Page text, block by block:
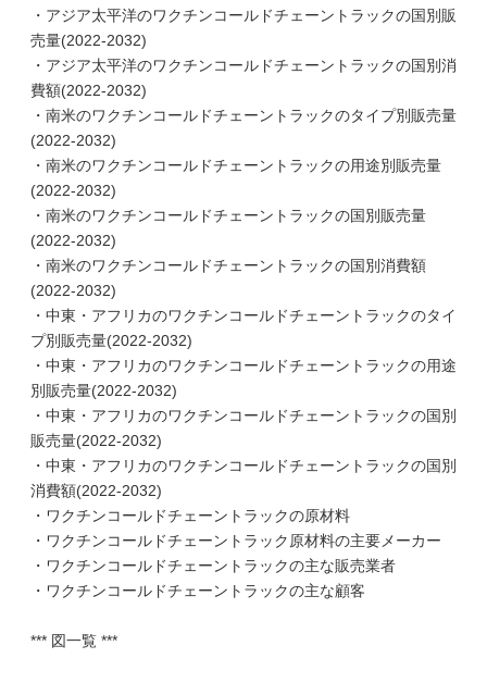
・アジア太平洋のワクチンコールドチェーントラックの国別販
売量(2022-2032)
・アジア太平洋のワクチンコールドチェーントラックの国別消
費額(2022-2032)
・南米のワクチンコールドチェーントラックのタイプ別販売量
(2022-2032)
・南米のワクチンコールドチェーントラックの用途別販売量
(2022-2032)
・南米のワクチンコールドチェーントラックの国別販売量
(2022-2032)
・南米のワクチンコールドチェーントラックの国別消費額
(2022-2032)
・中東・アフリカのワクチンコールドチェーントラックのタイ
プ別販売量(2022-2032)
・中東・アフリカのワクチンコールドチェーントラックの用途
別販売量(2022-2032)
・中東・アフリカのワクチンコールドチェーントラックの国別
販売量(2022-2032)
・中東・アフリカのワクチンコールドチェーントラックの国別
消費額(2022-2032)
・ワクチンコールドチェーントラックの原材料
・ワクチンコールドチェーントラック原材料の主要メーカー
・ワクチンコールドチェーントラックの主な販売業者
・ワクチンコールドチェーントラックの主な顧客
*** 図一覧 ***